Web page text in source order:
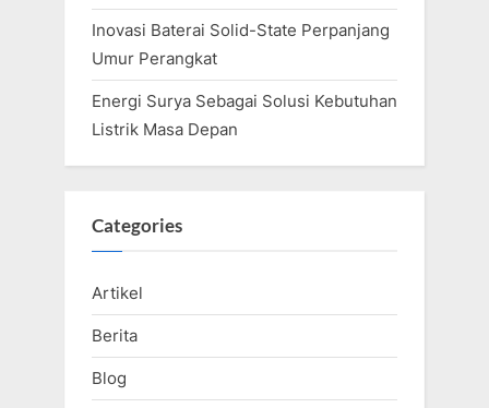
Inovasi Baterai Solid-State Perpanjang
Umur Perangkat
Energi Surya Sebagai Solusi Kebutuhan
Listrik Masa Depan
Categories
Artikel
Berita
Blog